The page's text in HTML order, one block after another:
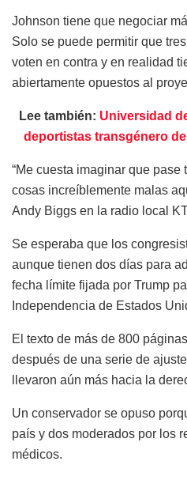
Johnson tiene que negociar
Solo se puede permitir que
voten en contra y en realidad
abiertamente opuestos al
Lee también: Universidad
deportistas transgénero
“Me cuesta imaginar que
cosas increíblemente malas
Andy Biggs en la radio local
Se esperaba que los
aunque tienen dos días para
fecha límite fijada por Trump
Independencia de Estados
El texto de más de 800
después de una serie de
llevaron aún más hacia la
Un conservador se opuso
país y dos moderados por los
médicos.